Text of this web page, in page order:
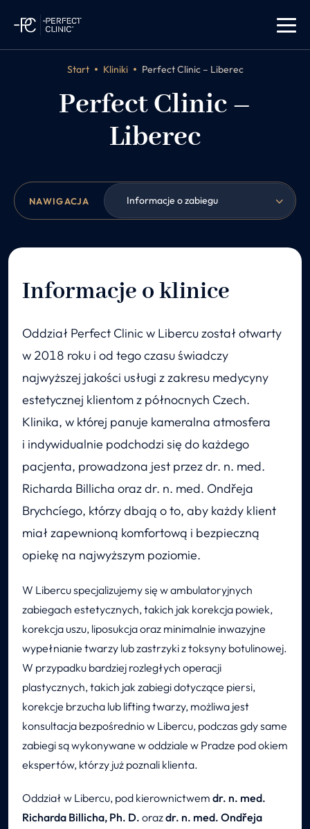
Start Kliniki Perfect Clinic – Liberec
Perfect Clinic –
Liberec
NAWIGACJA Informacje o zabiegu
Informacje o klinice
Oddział Perfect Clinic w Libercu został otwarty
w 2018 roku i od tego czasu świadczy
najwyższej jakości usługi z zakresu medycyny
estetycznej klientom z północnych Czech.
Klinika, w której panuje kameralna atmosfera
i indywidualnie podchodzi się do każdego
pacjenta, prowadzona jest przez dr. n. med.
Richarda Billicha oraz dr. n. med. Ondřeja
Brychcíego, którzy dbają o to, aby każdy klient
miał zapewnioną komfortową i bezpieczną
opiekę na najwyższym poziomie.
W Libercu specjalizujemy się w ambulatoryjnych
zabiegach estetycznych, takich jak korekcja powiek,
korekcja uszu, liposukcja oraz minimalnie inwazyjne
wypełnianie twarzy lub zastrzyki z toksyny botulinowej.
W przypadku bardziej rozległych operacji
plastycznych, takich jak zabiegi dotyczące piersi,
korekcje brzucha lub lifting twarzy, możliwa jest
konsultacja bezpośrednio w Libercu, podczas gdy same
zabiegi są wykonywane w oddziale w Pradze pod okiem
ekspertów, którzy już poznali klienta.
Oddział w Libercu, pod kierownictwem dr. n. med.
Richarda Billicha, Ph. D. orazdr. n. med. Ondřeja